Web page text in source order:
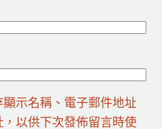
顯示名稱、電子郵件地址
以供下次發佈留言時使